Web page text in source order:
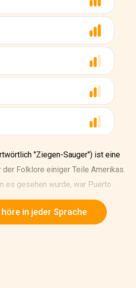
"Ziegen-Sauger") ist eine
Folklore einiger Teile Amerikas.
es gesehen wurde, war Puerto
von der überlieferten Gewohnheit
Ziegen, anzugreifen
in jeder Sprache